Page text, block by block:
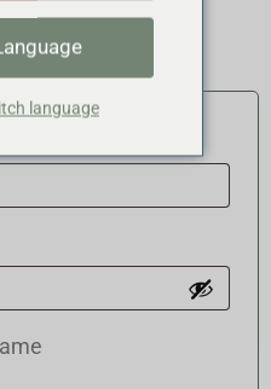
electrónico
language